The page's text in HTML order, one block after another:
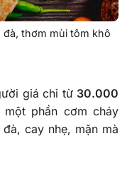
đà, thơm mùi tôm khô
giá chỉ từ 30.000
phần cơm cháy
cay nhẹ, mặn mà